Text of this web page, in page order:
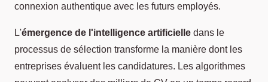
connexion authentique avec les futurs employés.
L'émergence de l'intelligence artificielle dans le
processus de sélection transforme la manière dont les
entreprises évaluent les candidatures. Les algorithmes